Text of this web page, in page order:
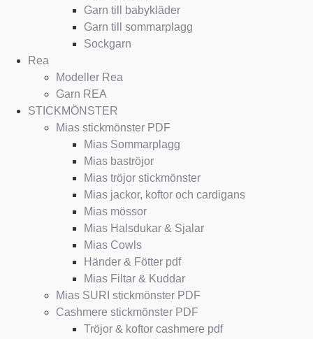
Garn till babykläder
Garn till sommarplagg
Sockgarn
Rea
Modeller Rea
Garn REA
STICKMÖNSTER
Mias stickmönster PDF
Mias Sommarplagg
Mias baströjor
Mias tröjor stickmönster
Mias jackor, koftor och cardigans
Mias mössor
Mias Halsdukar & Sjalar
Mias Cowls
Händer & Fötter pdf
Mias Filtar & Kuddar
Mias SURI stickmönster PDF
Cashmere stickmönster PDF
Tröjor & koftor cashmere pdf